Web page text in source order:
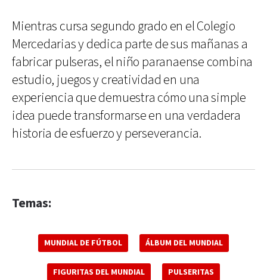
Mientras cursa segundo grado en el Colegio
Mercedarias y dedica parte de sus mañanas a
fabricar pulseras, el niño paranaense combina
estudio, juegos y creatividad en una
experiencia que demuestra cómo una simple
idea puede transformarse en una verdadera
historia de esfuerzo y perseverancia.
Temas:
MUNDIAL DE FÚTBOL ÁLBUM DEL MUNDIAL
FIGURITAS DEL MUNDIAL PULSERITAS